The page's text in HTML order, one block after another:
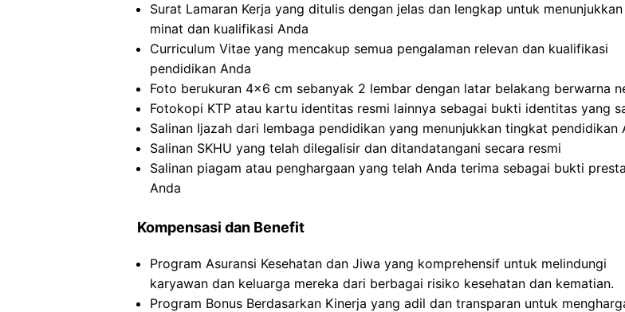
Surat Lamaran Kerja yang ditulis dengan jelas dan lengkap untuk menunjukkan
minat dan kualifikasi Anda
Curriculum Vitae yang mencakup semua pengalaman relevan dan kualifikasi
pendidikan Anda
Foto berukuran 4×6 cm sebanyak 2 lembar dengan latar belakang berwarna
Fotokopi KTP atau kartu identitas resmi lainnya sebagai bukti identitas yang
Salinan Ijazah dari lembaga pendidikan yang menunjukkan tingkat pendidikan
Salinan SKHU yang telah dilegalisir dan ditandatangani secara resmi
Salinan piagam atau penghargaan yang telah Anda terima sebagai bukti
Anda
Kompensasi dan Benefit
Program Asuransi Kesehatan dan Jiwa yang komprehensif untuk melindungi
karyawan dan keluarga mereka dari berbagai risiko kesehatan dan kematian.
Program Bonus Berdasarkan Kinerja yang adil dan transparan untuk